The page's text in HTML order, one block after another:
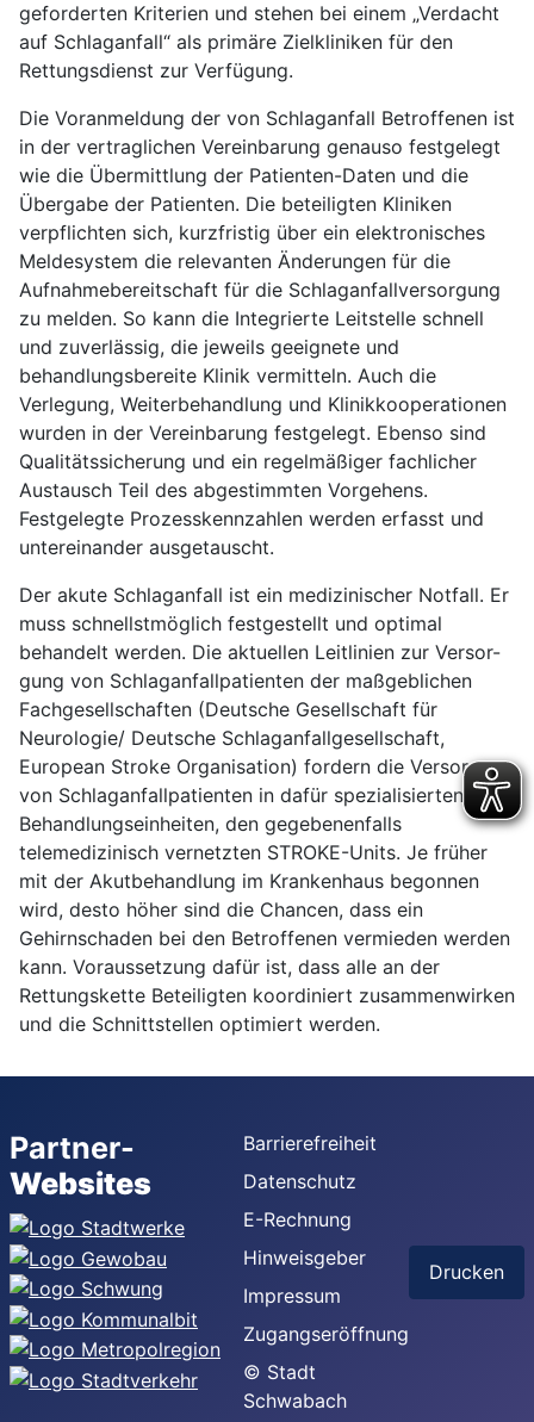
geforderten Kriterien und stehen bei einem „Verdacht
auf Schlaganfall“ als primäre Zielkliniken für den
Rettungsdienst zur Verfügung.
Die Voranmeldung der von Schlaganfall Betroffenen ist
in der vertraglichen Vereinbarung genauso festgelegt
wie die Übermittlung der Patienten-Daten und die
Übergabe der Patienten. Die beteiligten Kliniken
verpflichten sich, kurzfristig über ein elektronisches
Meldesystem die relevanten Änderungen für die
Aufnahmebereitschaft für die Schlaganfallversorgung
zu melden. So kann die Integrierte Leitstelle schnell
und zuverlässig, die jeweils geeignete und
behandlungsbereite Klinik vermitteln. Auch die
Verlegung, Weiterbehandlung und Klinikkooperationen
wurden in der Vereinbarung festgelegt. Ebenso sind
Qualitätssicherung und ein regelmäßiger fachlicher
Austausch Teil des abgestimmten Vorgehens.
Festgelegte Prozesskennzahlen werden erfasst und
untereinander ausgetauscht.
Der akute Schlaganfall ist ein medizinischer Notfall. Er
muss schnellstmöglich festgestellt und optimal
behandelt werden. Die aktuellen Leitlinien zur Versor-
gung von Schlaganfallpatienten der maßgeblichen
Fachgesellschaften (Deutsche Gesellschaft für
Neurologie/ Deutsche Schlaganfallgesellschaft,
European Stroke Organisation) fordern die Versorgung
von Schlaganfallpatienten in dafür spezialisierten
Behandlungseinheiten, den gegebenenfalls
telemedizinisch vernetzten STROKE-Units. Je früher
mit der Akutbehandlung im Krankenhaus begonnen
wird, desto höher sind die Chancen, dass ein
Gehirnschaden bei den Betroffenen vermieden werden
kann. Voraussetzung dafür ist, dass alle an der
Rettungskette Beteiligten koordiniert zusammenwirken
und die Schnittstellen optimiert werden.
Partner-
Websites
Barrierefreiheit
Datenschutz
E-Rechnung
Hinweisgeber
Impressum
Zugangseröffnung
© Stadt
Schwabach
Drucken